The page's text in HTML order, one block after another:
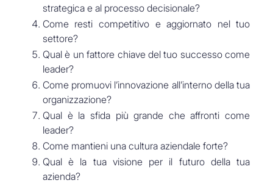
strategica e al processo decisionale?
Come resti competitivo e aggiornato nel tuo
settore?
Qual è un fattore chiave del tuo successo come
leader?
Come promuovi l’innovazione all’interno della tua
organizzazione?
Qual è la sfida più grande che affronti come
leader?
Come mantieni una cultura aziendale forte?
Qual è la tua visione per il futuro della tua
azienda?